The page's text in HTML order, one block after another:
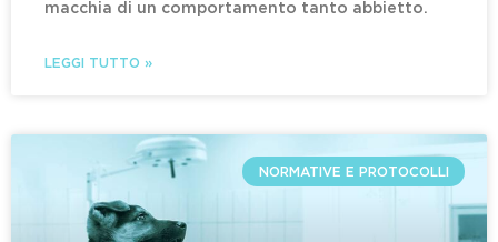
macchia di un comportamento tanto abbietto.
LEGGI TUTTO »
NORMATIVE E PROTOCOLLI